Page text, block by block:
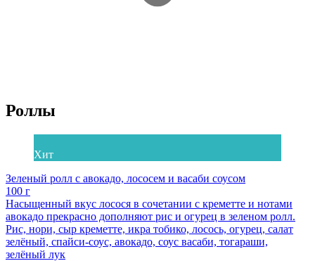
Роллы
Хит
Зеленый ролл с авокадо, лососем и васаби соусом
100 г
Насыщенный вкус лосося в сочетании с креметте и нотами
авокадо прекрасно дополняют рис и огурец в зеленом ролл.
Рис, нори, сыр креметте, икра тобико, лосось, огурец, салат
зелёный, спайси-соус, авокадо, соус васаби, тогараши,
зелёный лук